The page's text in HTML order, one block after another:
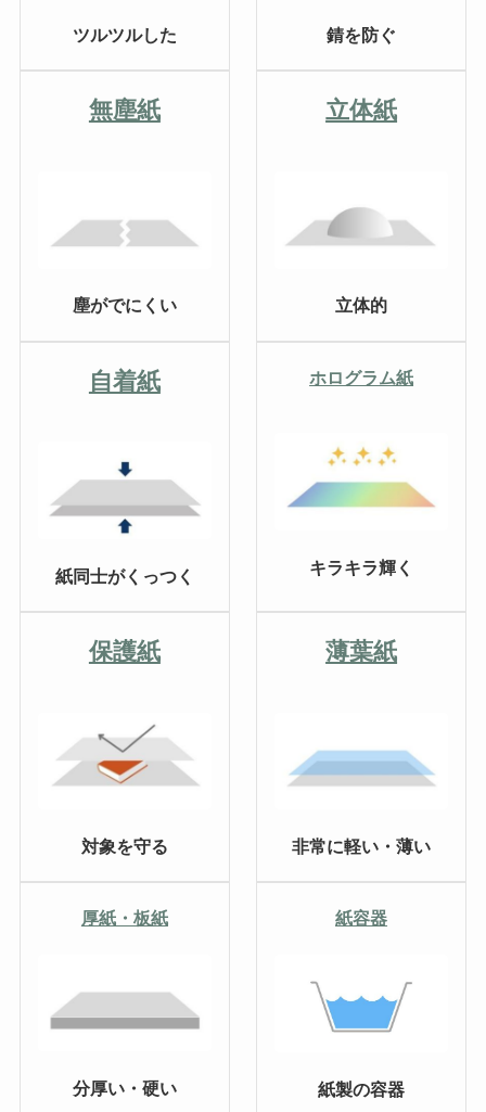
ツルツルした 錆を防ぐ
無塵紙
塵がでにくい
立体紙
立体的
自着紙
紙同士がくっつく
ホログラム紙
キラキラ輝く
保護紙
対象を守る
薄葉紙
非常に軽い・薄い
厚紙・板紙
分厚い・硬い
紙容器
紙製の容器